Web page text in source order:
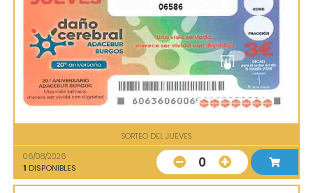
06586
SORTEO DEL JUEVES
06/08/2026
1 DISPONIBLES 0